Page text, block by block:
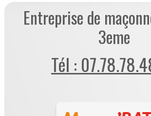
Entreprise de
3eme
Tél :